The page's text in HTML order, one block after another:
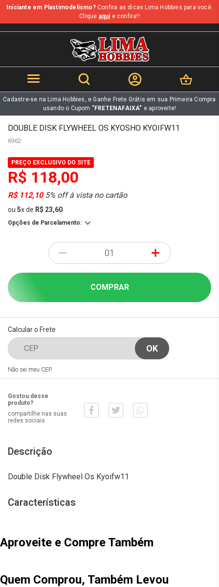
b
Iniciante em Plastimodelismo?Confira as dicas Lima Hobbies para você.
Clique aqui e confira!!
Cadastre-se na Lima Hobbies, e Ganhe Frete Grátis em sua Primeira Compra
usando o Cupom "FRETENAFAIXA" e aproveite!
DOUBLE DISK FLYWHEEL OS KYOSHO KYOIFW11
6962
PREÇO EXCLUSIVO DO SITE
R$ 118,00
R$ 112,105% off à vista no cartão
ou 5xde R$ 23,60
Opções de Parcelamento:
- +
COMPRAR
Calcular o Frete
Não sei meu CEP
Gostou desse
produto?
compartilhe nas suas
redes sociais
Descrição
Double Disk Flywheel Os Kyoifw11
Características
Aproveite e Compre Também
Quem Comprou, Também Levou